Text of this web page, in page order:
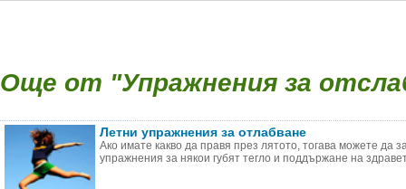
Още от "Упражнения за
Летни упражнения за отлабване
Ако имате какво да правя през лятото, тогава можете да
упражнения за някои губят тегло и поддържане на